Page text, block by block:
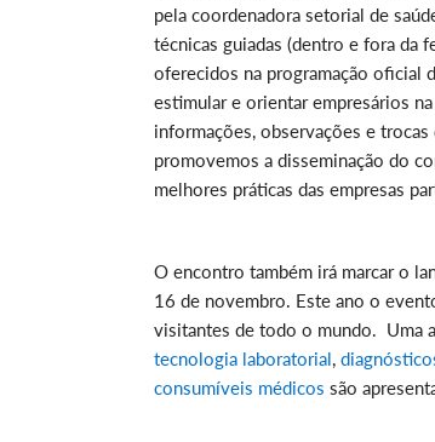
pela coordenadora setorial de
técnicas guiadas (dentro e fora da
oferecidos na programação oficial
estimular e orientar empresários
informações, observações e
promovemos a disseminação do
melhores práticas das empresas
O encontro também irá marcar o
16 de novembro. Este ano o
visitantes de todo o mundo. Uma
tecnologia laboratorial,
consumíveis médicos são